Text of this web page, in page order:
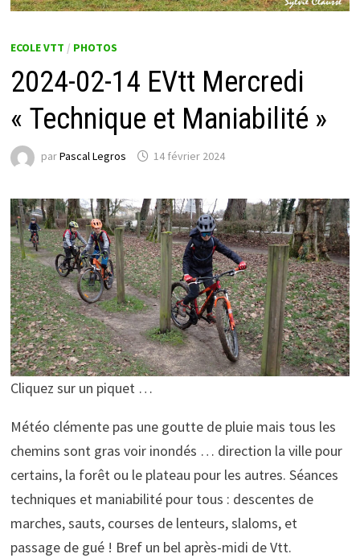
ECOLE VTT / PHOTOS
2024-02-14 EVtt Mercredi
« Technique et Maniabilité »
parPascal Legros 14 février 2024
Cliquez sur un piquet …
Météo clémente pas une goutte de pluie mais tous les
chemins sont gras voir inondés … direction la ville pour
certains, la forêt ou le plateau pour les autres. Séances
techniques et maniabilité pour tous : descentes de
marches, sauts, courses de lenteurs, slaloms, et
passage de gué ! Bref un bel après-midi de Vtt.